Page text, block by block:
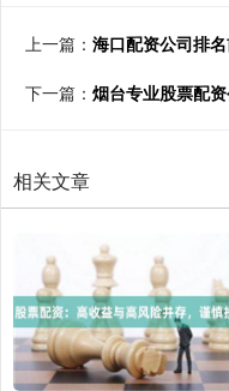
上一篇： 海口配资公司排
下一篇： 烟台专业股票配
相关文章